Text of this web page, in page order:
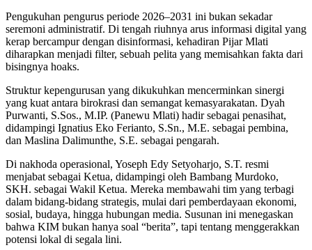
Pengukuhan pengurus periode 2026–2031 ini bukan sekadar
seremoni administratif. Di tengah riuhnya arus informasi digital yang
kerap bercampur dengan disinformasi, kehadiran Pijar Mlati
diharapkan menjadi filter, sebuah pelita yang memisahkan fakta dari
bisingnya hoaks.
Struktur kepengurusan yang dikukuhkan mencerminkan sinergi
yang kuat antara birokrasi dan semangat kemasyarakatan. Dyah
Purwanti, S.Sos., M.IP. (Panewu Mlati) hadir sebagai penasihat,
didampingi Ignatius Eko Ferianto, S.Sn., M.E. sebagai pembina,
dan Maslina Dalimunthe, S.E. sebagai pengarah.
Di nakhoda operasional, Yoseph Edy Setyoharjo, S.T. resmi
menjabat sebagai Ketua, didampingi oleh Bambang Murdoko,
SKH. sebagai Wakil Ketua. Mereka membawahi tim yang terbagi
dalam bidang-bidang strategis, mulai dari pemberdayaan ekonomi,
sosial, budaya, hingga hubungan media. Susunan ini menegaskan
bahwa KIM bukan hanya soal “berita”, tapi tentang menggerakkan
potensi lokal di segala lini.